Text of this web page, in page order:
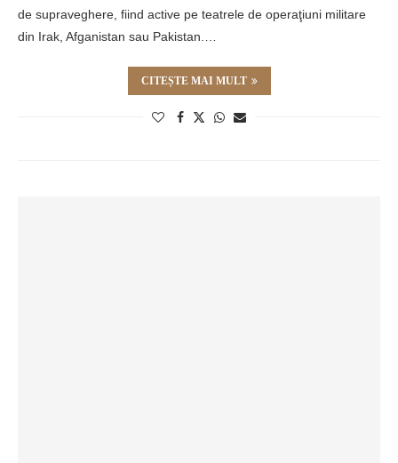
de supraveghere, fiind active pe teatrele de operaţiuni militare
din Irak, Afganistan sau Pakistan.…
CITEȘTE MAI MULT